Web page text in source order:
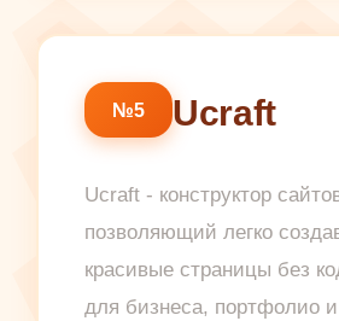
№5 Ucraft
Ucraft - конструктор
позволяющий легко
красивые страницы без
для бизнеса, портфолио